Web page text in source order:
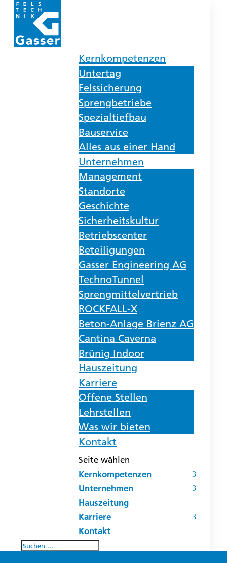
Kernkompetenzen
Untertag
Felssicherung
Sprengbetriebe
Spezialtiefbau
Bauservice
Alles aus einer Hand
Unternehmen
Management
Standorte
Geschichte
Sicherheitskultur
Betriebscenter
Beteiligungen
Gasser Engineering AG
TechnoTunnel
Sprengmittelvertrieb
ROCKFALL-X
Beton-Anlage Brienz AG
Cantina Caverna
Brünig Indoor
Hauszeitung
Karriere
Offene Stellen
Lehrstellen
Was wir bieten
Kontakt
Seite wählen
Kernkompetenzen
Unternehmen
Hauszeitung
Karriere
Kontakt